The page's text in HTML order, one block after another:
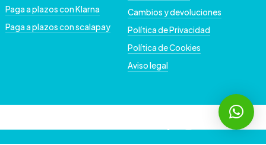
Paga a plazos con Klarna
Paga a plazos con scalapay
Cambios y devoluciones
Política de Privacidad
Política de Cookies
Aviso legal
instagram